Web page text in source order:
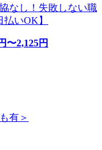
なし！失敗しない職
いOK】
〜2,125円
有＞